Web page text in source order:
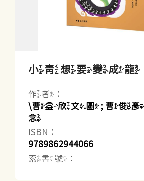
小青想要變成龍
作者：
\曹益欣文.圖 ; 曹俊
念
ISBN：
9789862944066
索書號：